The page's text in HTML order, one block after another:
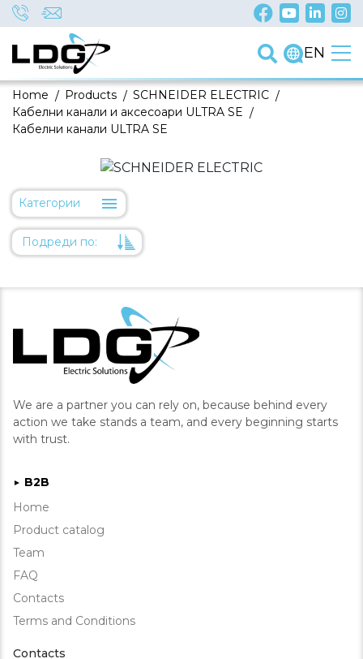
EN
/
Home /
Products /
SCHNEIDER ELECTRIC
/
Кабелни канали и аксесоари ULTRA SE
Кабелни канали ULTRA SE
Категории
Подреди по:
Име
Код на артикул
We are a partner you can rely on, because behind every
action we take stands a team, and every beginning starts
with trust.
► B2B
Home
Product catalog
Team
FAQ
Contacts
Terms and Conditions
Contacts